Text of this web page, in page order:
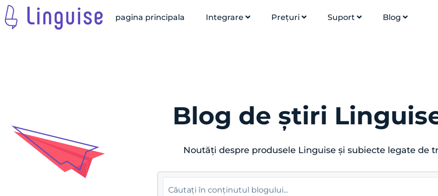
pagina principala Integrare Prețuri Suport Blog
Blog de știri
Noutăți despre produsele Linguise și subiecte legate de